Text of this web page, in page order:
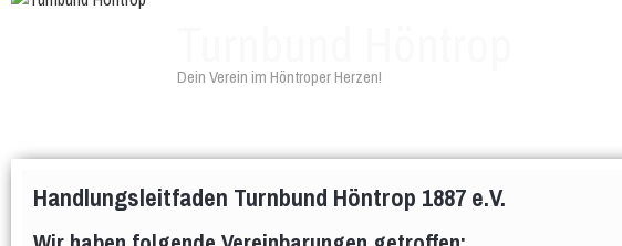
Dein Verein im Höntroper Herzen!
Handlungsleitfaden Turnbund Höntrop 1887 e.V.